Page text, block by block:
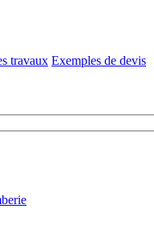
travaux Exemples de devis